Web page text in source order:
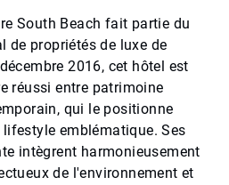
South Beach fait partie du
de propriétés de luxe de
2016, cet hôtel est
réussi entre patrimoine
qui le positionne
emblématique. Ses
intègrent harmonieusement
de l'environnement et